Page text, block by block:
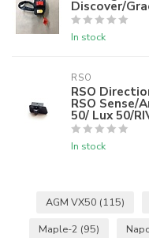
Discover/
In stock
RSO
RSO
RSO Sense/
50/ Lux 50/
In stock
AGM VX50 (115)
Maple-2 (95)